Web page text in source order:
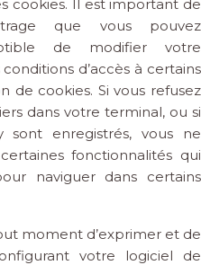
cookies. Il est important de
que vous pouvez
de modifier votre
d’accès à certains
de cookies. Si vous refusez
dans votre terminal, ou si
enregistrés, vous ne
fonctionnalités qui
naviguer dans certains
moment d’exprimer et de
votre logiciel de